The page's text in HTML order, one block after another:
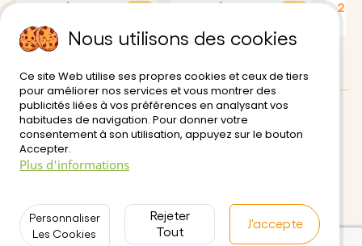
Dimensions du carré :25 mm x 25 mm
Dimensions du petit cercle :18 mm x 18 mm
25 mm x 25 mm
Matériau :Acier inoxydable poli
28,13 $ 27,81 $
Livraison
Politique de Confidentialité
Contactez-nous
Avis des clients: 0/5
Nous utilisons des cookies
Ce site Web utilise ses propres cookies et ceux de tiers
pour améliorer nos services et vous montrer des
publicités liées à vos préférences en analysant vos
habitudes de navigation. Pour donner votre
consentement à son utilisation, appuyez sur le bouton
Accepter.
Plus d'informations
Personnaliser
Les Cookies
Rejeter
Tout
J'accepte